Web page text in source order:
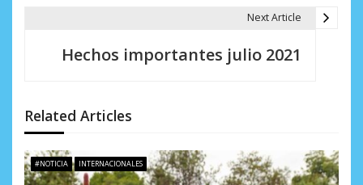
n
d
e
Next Article
Hechos importantes julio 2021
Related Articles
#NOTICIA INTERNACIONALES